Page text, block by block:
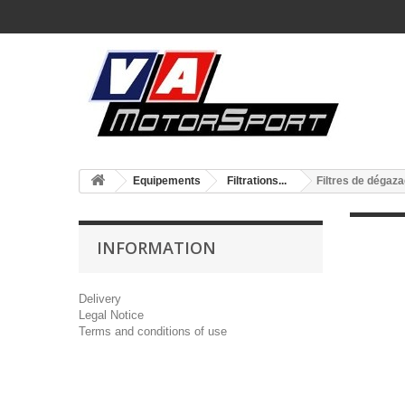
Equipements Filtrations... Filtres de
INFORMATION
Delivery
Legal Notice
Terms and conditions of use